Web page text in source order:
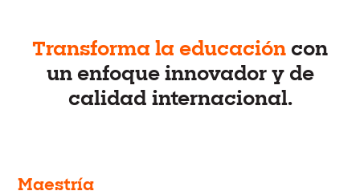
Transforma la educación con
un enfoque innovador y de
calidad internacional.
Maestría